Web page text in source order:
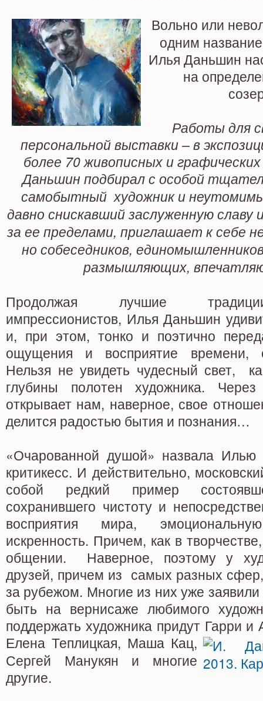
Вольно или
одним
Илья Даньшин
на
Работы для
персональной выставки – в
более 70 живописных и
Даньшин подбирал с особой
самобытный художник и
давно снискавший заслуженную славу
за ее пределами, приглашает к себе
но собеседников,
размышляющих,
Продолжая лучшие
импрессионистов, Илья Даньшин
и, при этом, тонко и поэтично
ощущения и восприятие времени,
Нельзя не увидеть чудесный свет,
глубины полотен художника.
открывает нам, наверное, свое
делится радостью бытия и познания…
«Очарованной душой» назвала
критикесс. И действительно,
собой редкий пример
сохранившего чистоту и
восприятия мира,
искренность. Причем, как в
общении. Наверное, поэтому у
друзей, причем из самых разных сфер,
за рубежом. Многие из них уже
быть на вернисаже любимого
поддержать художника придут Гарри и
Елена Теплицкая, Маша Кац,
Сергей Манукян и многие
другие.